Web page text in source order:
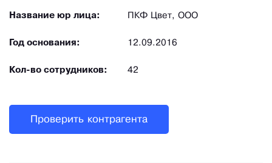
Название юр лица: ПКФ Цвет, ООО
Год основания: 12.09.2016
Кол-во сотрудников: 42
Проверить контрагента